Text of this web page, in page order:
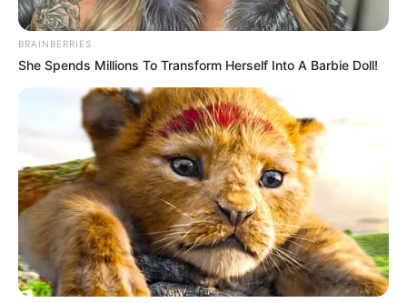
ΑΓΟΡΑ
BRAINBERRIES
She Spends Millions To Transform Herself Into A Barbie Doll!